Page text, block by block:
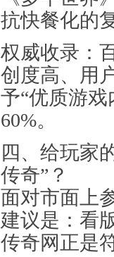
抗快餐化的
权威收录：
创度高、用
予“优质游
60%。
四、给玩家
传奇”？
面对市面上
建议是：​看
传奇网正是